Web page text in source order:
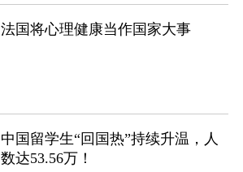
法国将心理健康当作国家大事
中国留学生“回国热”持续升温，人
数达53.56万！